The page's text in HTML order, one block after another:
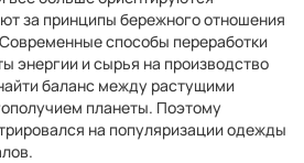
за принципы бережного отношения
способы переработки
энергии и сырья на производство
баланс между растущими
планеты. Поэтому
на популяризации одежды